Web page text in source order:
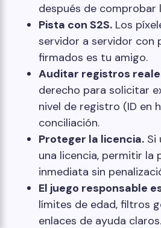
después de comprobar
Pista con S2S. Los
servidor a servidor con
firmados es tu amigo.
Auditar registros
derecho para solicitar
nivel de registro (ID en
conciliación.
Proteger la licencia. Si
una licencia, permitir la
inmediata sin
El juego responsable
límites de edad, filtros
enlaces de ayuda